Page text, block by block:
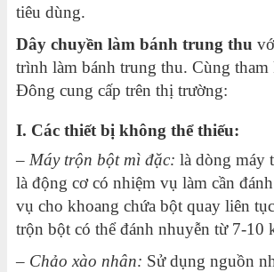
13-Hướng dẫn cách nướng bánh trung
tiêu dùng.
Dây chuyền làm bánh trung thu
trình làm bánh trung thu. Cùng tham
Đông cung cấp trên thị trường:
I. Các thiết bị không thể thiếu:
– Máy trộn bột mì đặc: là dòng máy
là động cơ có nhiệm vụ làm cần
vụ cho khoang chứa bột quay liên
trộn bột có thể đánh nhuyễn từ 7-10
– Chảo xào nhân: Sử dụng nguồn
TRUNG THU